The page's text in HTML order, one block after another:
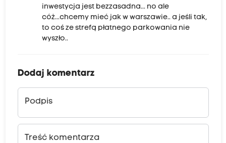
inwestycja jest bezzasadna... no ale
cóż...chcemy mieć jak w warszawie.. a jeśli tak,
to coś ze strefą płatnego parkowania nie
wyszło..
Dodaj komentarz
Podpis
Treść komentarza